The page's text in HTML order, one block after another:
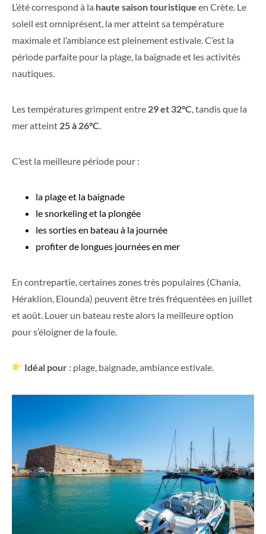
L’été correspond à la haute saison touristique en Crète. Le
soleil est omniprésent, la mer atteint sa température
maximale et l’ambiance est pleinement estivale. C’est la
période parfaite pour la plage, la baignade et les activités
nautiques.
Les températures grimpent entre 29 et 32°C , tandis que la
mer atteint 25 à 26°C
C’est la meilleure période pour :
la plage et la baignade
le snorkeling et la plongée
les sorties en bateau à la journée
profiter de longues journées en mer
En contrepartie, certaines zones très populaires (Chania,
Héraklion, Elounda) peuvent être très fréquentées en juillet
et août. Louer un bateau reste alors la meilleure option
pour s’éloigner de la foule.
Idéal pour : plage, baignade, ambiance estivale.